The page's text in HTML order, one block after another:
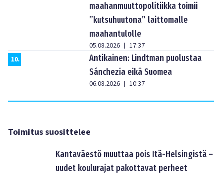
maahanmuuttopolitiikka toimii
”kutsuhuutona” laittomalle
maahantulolle
05.08.2026 | 17:37
10.
Antikainen: Lindtman puolustaa
Sánchezia eikä Suomea
06.08.2026 | 10:37
Toimitus suosittelee
Kantaväestö muuttaa pois Itä-Helsingistä –
uudet koulurajat pakottavat perheet